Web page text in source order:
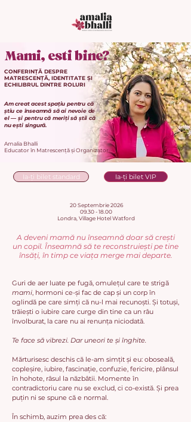
CONFERINȚĂ DESPRE
MATRESCENȚĂ, IDENTITATE ȘI
ECHILIBRUL DINTRE ROLURI
Mami, esti bine?
Am creat acest spațiu pentru că
știu ce înseamnă să ai nevoie de
el — și pentru că meriți să știi că
nu ești singură.
Amalia Bhalli
Educator în Matrescență și Organizator
Ia-ți bilet standard Ia-ți bilet VIP
20 Septembrie 2026
09.30 - 18.00
Londra, Village Hotel Watford
A deveni mamă nu înseamnă doar să crești
un copil. Înseamnă să te reconstruiești pe tine
însăți, în timp ce viața merge mai departe.
Guri de aer luate pe fugă, omulețul care te strigă
mami, hormoni ce-și fac de cap și un corp în
oglindă pe care simți că nu-l mai recunoști. Și totuși,
trăiești o iubire care curge din tine ca un râu
învolburat, la care nu ai renunța niciodată.
Te face să vibrezi. Dar uneori te și înghite.
Mărturisesc deschis că le-am simțit și eu: oboseală,
copleșire, iubire, fascinație, confuzie, fericire, plânsul
în hohote, râsul la năzbâtii. Momente în
contradictoriu care nu se exclud, ci co-există. Și prea
puțin ni se spune că e normal.
În schimb, auzim prea des că: